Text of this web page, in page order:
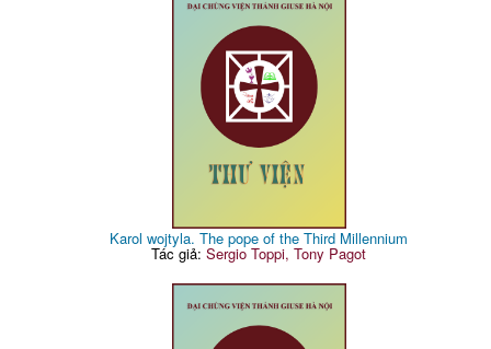
Karol wojtyla. The pope of the Third Millennium
Tác giả:Sergio Toppi, Tony Pagot